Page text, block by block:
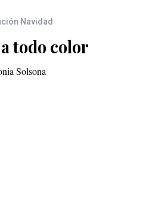
Navidad
todo color
Solsona